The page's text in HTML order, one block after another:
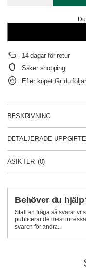
14 dagar för retur
Säker shopping
Efter köpet får du
BESKRIVNING
DETALJERADE
ÅSIKTER (0)
Behöver du
Ställ en fråga så svarar vi
publicerar de mest
svaren för andra..